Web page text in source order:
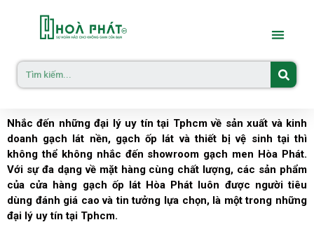
Nhắc đến những đại lý uy tín tại Tphcm về sản xuất và kinh
doanh gạch lát nền, gạch ốp lát và thiết bị vệ sinh tại thì
không thể không nhắc đến showroom gạch men Hòa Phát.
Với sự đa dạng về mặt hàng cùng chất lượng, các sản phẩm
của cửa hàng gạch ốp lát Hòa Phát luôn được người tiêu
dùng đánh giá cao và tin tưởng lựa chọn, là một trong những
đại lý uy tín tại Tphcm.